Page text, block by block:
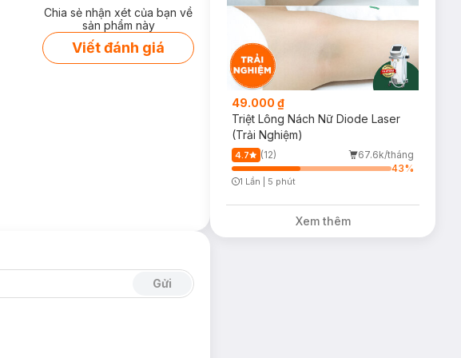
Chia sẻ nhận xét của bạn về
sản phẩm này
Viết đánh giá
Gửi
49.000 ₫
Triệt Lông Nách Nữ Diode Laser
(Trải Nghiệm)
4.7 (12)
67.6k/tháng
43%
1 Lần 5 phút
Xem thêm